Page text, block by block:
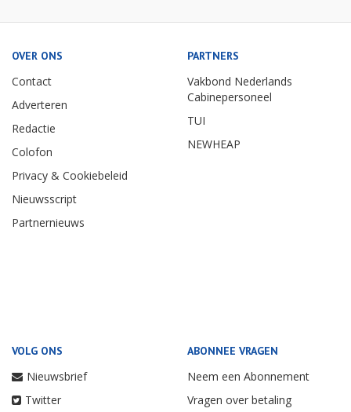
OVER ONS
Contact
Adverteren
Redactie
Colofon
Privacy & Cookiebeleid
Nieuwsscript
Partnernieuws
PARTNERS
Vakbond Nederlands
Cabinepersoneel
TUI
NEWHEAP
VOLG ONS
Nieuwsbrief
Twitter
ABONNEE VRAGEN
Neem een Abonnement
Vragen over betaling